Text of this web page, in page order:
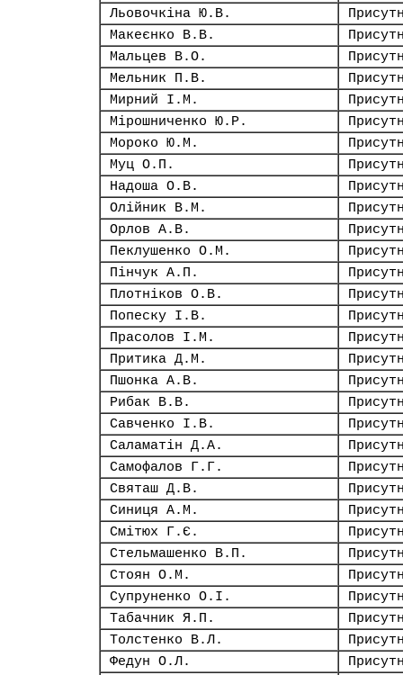
Льовочкіна Ю.В.
Макеєнко В.В.
Мальцев В.О.
Мельник П.В.
Мирний І.М.
Мірошниченко Ю.Р.
Мороко Ю.М.
Муц О.П.
Надоша О.В.
Олійник В.М.
Орлов А.В.
Пеклушенко О.М.
Пінчук А.П.
Плотніков О.В.
Попеску І.В.
Прасолов І.М.
Притика Д.М.
Пшонка А.В.
Рибак В.В.
Савченко І.В.
Саламатін Д.А.
Самофалов Г.Г.
Святаш Д.В.
Синиця А.М.
Смітюх Г.Є.
Стельмашенко В.П.
Стоян О.М.
Супруненко О.І.
Табачник Я.П.
Толстенко В.Л.
Федун О.Л.